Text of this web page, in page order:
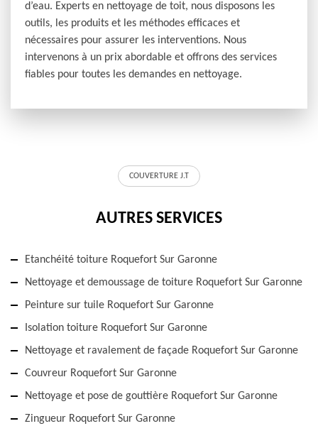
d’eau. Experts en nettoyage de toit, nous disposons les
outils, les produits et les méthodes efficaces et
nécessaires pour assurer les interventions. Nous
intervenons à un prix abordable et offrons des services
fiables pour toutes les demandes en nettoyage.
COUVERTURE J.T
AUTRES SERVICES
Etanchéité toiture Roquefort Sur Garonne
Nettoyage et demoussage de toiture Roquefort Sur Garonne
Peinture sur tuile Roquefort Sur Garonne
Isolation toiture Roquefort Sur Garonne
Nettoyage et ravalement de façade Roquefort Sur Garonne
Couvreur Roquefort Sur Garonne
Nettoyage et pose de gouttière Roquefort Sur Garonne
Zingueur Roquefort Sur Garonne